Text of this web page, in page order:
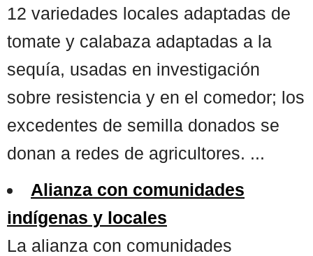
12 variedades locales adaptadas de
tomate y calabaza adaptadas a la
sequía, usadas en investigación
sobre resistencia y en el comedor; los
excedentes de semilla donados se
donan a redes de agricultores. ...
Alianza con comunidades
indígenas y locales
La alianza con comunidades